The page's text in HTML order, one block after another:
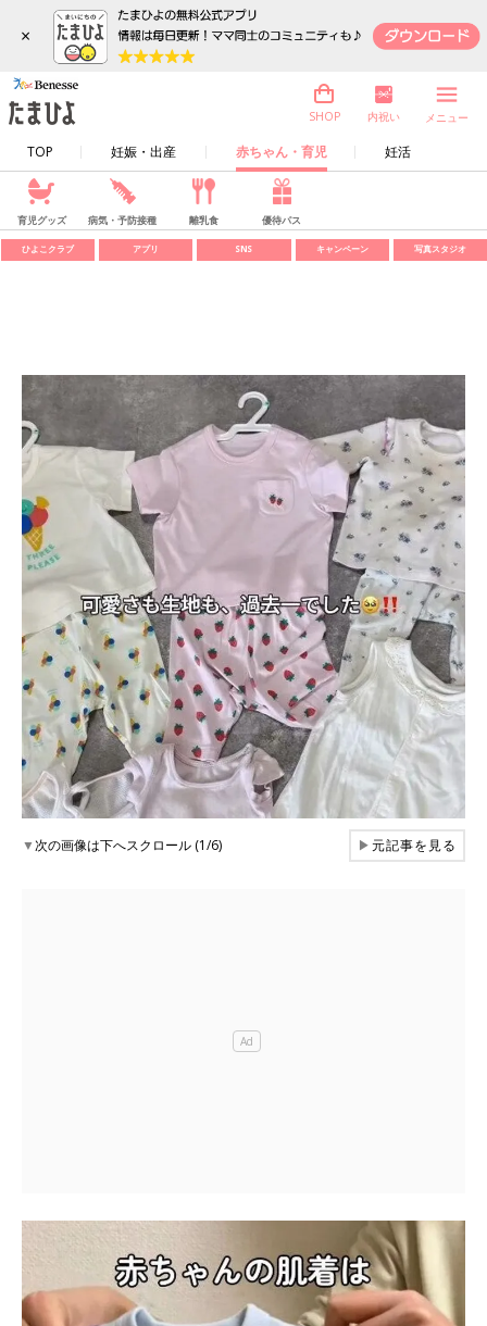
×
TOP 妊娠・出産 赤ちゃん・育児 妊活
SHOP 内祝い メニュー
育児グッズ 病気・予防接種 離乳食 優待パス
ひよこクラブ アプリ SNS キャンペーン 写真スタジオ
▼次の画像は下へスクロール (1/6) ▶元記事を見る